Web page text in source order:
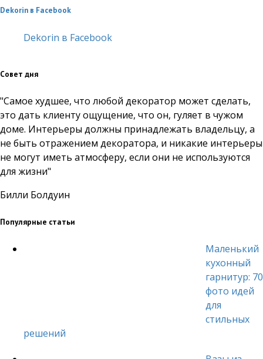
Dekorin в Facebook
Dekorin в Facebook
Совет дня
"Самое худшее, что любой декоратор может сделать,
это дать клиенту ощущение, что он, гуляет в чужом
доме. Интерьеры должны принадлежать владельцу, а
не быть отражением декоратора, и никакие интерьеры
не могут иметь атмосферу, если они не используются
для жизни"
Билли Болдуин
Популярные статьи
Маленький
кухонный
гарнитур: 70
фото идей
для
стильных
решений